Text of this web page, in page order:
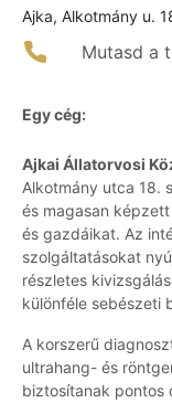
Ajka, Alkotmány u.
Mutasd a
Egy cég:
Ajkai Állatorvosi
Alkotmány utca 18.
és magasan
és gazdáikat. Az
szolgáltatásokat
részletes
különféle sebészeti
A korszerű
ultrahang- és
biztosítanak pontos